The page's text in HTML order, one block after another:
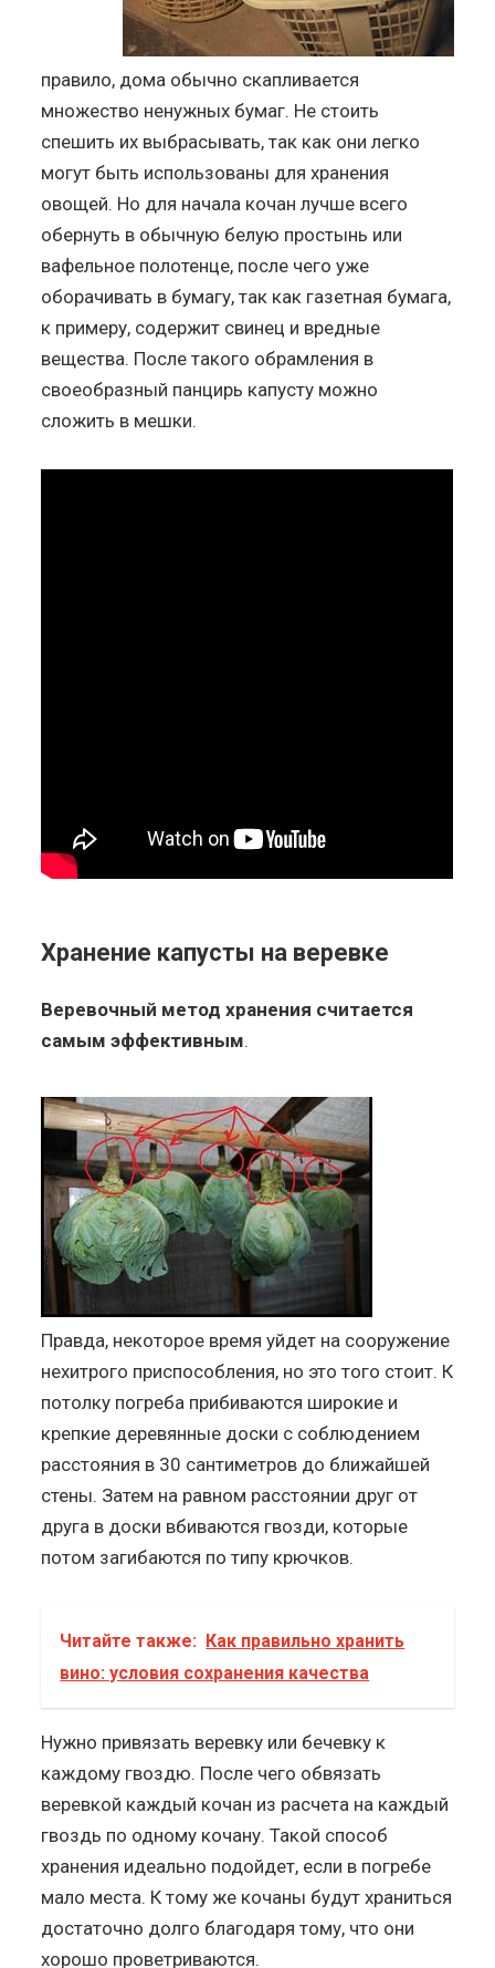
правило, дома обычно скапливается
множество ненужных бумаг. Не стоить
спешить их выбрасывать, так как они легко
могут быть использованы для хранения
овощей. Но для начала кочан лучше всего
обернуть в обычную белую простынь или
вафельное полотенце, после чего уже
оборачивать в бумагу, так как газетная бумага,
к примеру, содержит свинец и вредные
вещества. После такого обрамления в
своеобразный панцирь капусту можно
сложить в мешки.
Хранение капусты на веревке
Веревочный метод хранения считается
самым эффективным.
Правда, некоторое время уйдет на сооружение
нехитрого приспособления, но это того стоит. К
потолку погреба прибиваются широкие и
крепкие деревянные доски с соблюдением
расстояния в 30 сантиметров до ближайшей
стены. Затем на равном расстоянии друг от
друга в доски вбиваются гвозди, которые
потом загибаются по типу крючков.
Читайте также: Как правильно хранить
вино: условия сохранения качества
Нужно привязать веревку или бечевку к
каждому гвоздю. После чего обвязать
веревкой каждый кочан из расчета на каждый
гвоздь по одному кочану. Такой способ
хранения идеально подойдет, если в погребе
мало места. К тому же кочаны будут храниться
достаточно долго благодаря тому, что они
хорошо проветриваются.